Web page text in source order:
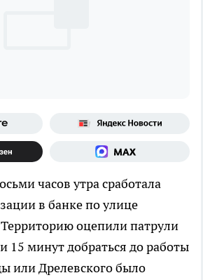
часов утра сработала
в банке по улице
Территорию оцепили патрули
15 минут добраться до работы
или Дрелевского было